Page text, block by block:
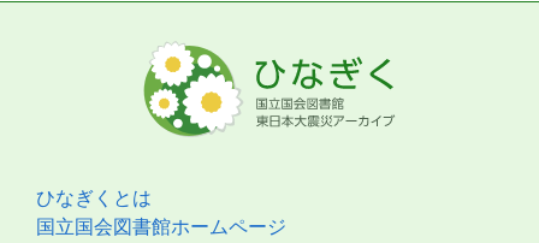
ひなぎくとは
国立国会図書館ホームページ